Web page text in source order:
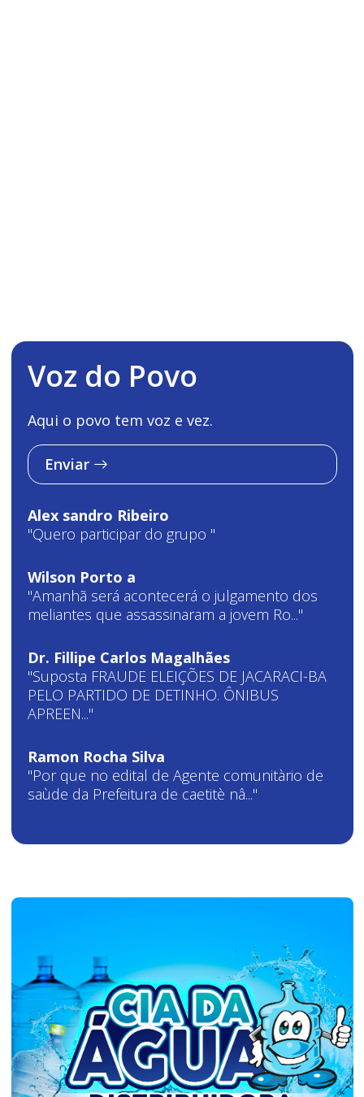
Voz do Povo
Aqui o povo tem voz e vez.
Enviar
Alex sandro Ribeiro
"Quero participar do grupo "
Wilson Porto a
"Amanhã será acontecerá o julgamento dos
meliantes que assassinaram a jovem Ro..."
Dr. Fillipe Carlos Magalhães
"Suposta FRAUDE ELEIÇÕES DE JACARACI-BA
PELO PARTIDO DE DETINHO. ÔNIBUS
APREEN..."
Ramon Rocha Silva
"Por que no edital de Agente comunitàrio de
saùde da Prefeitura de caetitè nâ..."